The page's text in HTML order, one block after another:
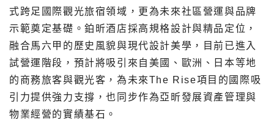
式跨足國際觀光旅宿領域，更為未來社區營運與品牌
示範奠定基礎。鉑昕酒店採高規格設計與精品定位，
融合馬六甲的歷史風貌與現代設計美學，目前已進入
試營運階段，預計將吸引來自美國、歐洲、日本等地
的商務旅客與觀光客，為未來The Rise項目的國際吸
引力提供強力支撐，也同步作為亞昕發展資產管理與
物業經營的實績基石。